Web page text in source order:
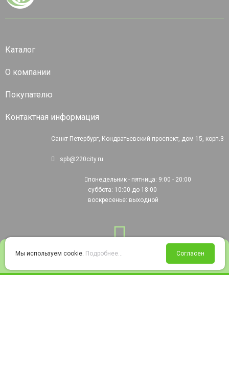
Войти Избранное Корзина
Каталог
О компании
Покупателю
Контактная информация
Санкт-Петербург, Кондратьевский проспект, дом 15, корп.3
spb@220city.ru
понедельник - пятница: 9:00 - 20:00
суббота: 10:00 до 18:00
воскресенье: выходной
Мы используем cookie. Подробнее... Согласен